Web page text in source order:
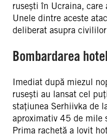
rusești în Ucraina,
Unele dintre aceste
deliberat asupra
Bombardarea
Imediat după miezul
rusești au lansat cel
stațiunea Serhiivka de
aproximativ 45 de mile
Prima rachetă a lovit